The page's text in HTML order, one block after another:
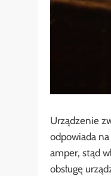
Urządzenie
odpowiada
amper, stąd
obsługę